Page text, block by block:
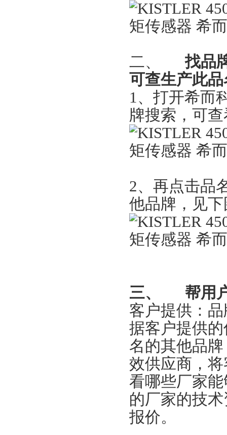
二、
找品
可查生产此
1、打开希而
牌搜索，可
2、再点击品
他品牌，见
三、
帮用
客户提供：
据客户提供
名的其他品
效供应商，
看哪些厂家
的厂家的技
报价。